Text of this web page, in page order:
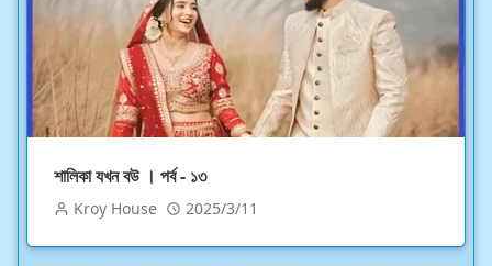
শালিকা যখন বউ । পর্ব - ১৩
Kroy House 2025/3/11